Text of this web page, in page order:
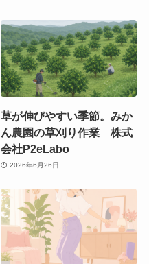
草が伸びやすい季節。みか
ん農園の草刈り作業 株式
会社P2eLabo
2026年6月26日